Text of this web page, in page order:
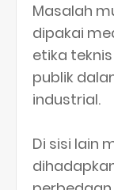
Masalah
dipakai
etika
publik
industrial.
Di sisi lain